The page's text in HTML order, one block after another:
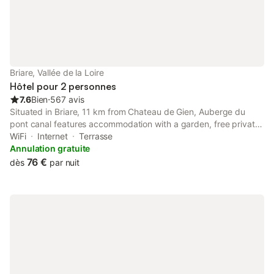
Briare, Vallée de la Loire
Hôtel pour 2 personnes
7.6Bien⋅567 avis
Situated in Briare, 11 km from Chateau de Gien, Auberge du
pont canal features accommodation with a garden, free private
parking, a terrace and a restaurant. This 2-star hotel features
free WiFi and a bar. Guests can have a drink at the snack bar.
WiFi Internet
Terrasse
Annulation gratuite
dès 76 € par nuit